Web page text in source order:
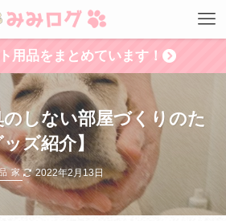
用品をまとめています！
しない部屋づくりのた
ズ紹介】
家 2022年2月13日